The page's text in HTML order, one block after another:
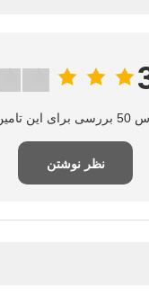
نظر نوشتن